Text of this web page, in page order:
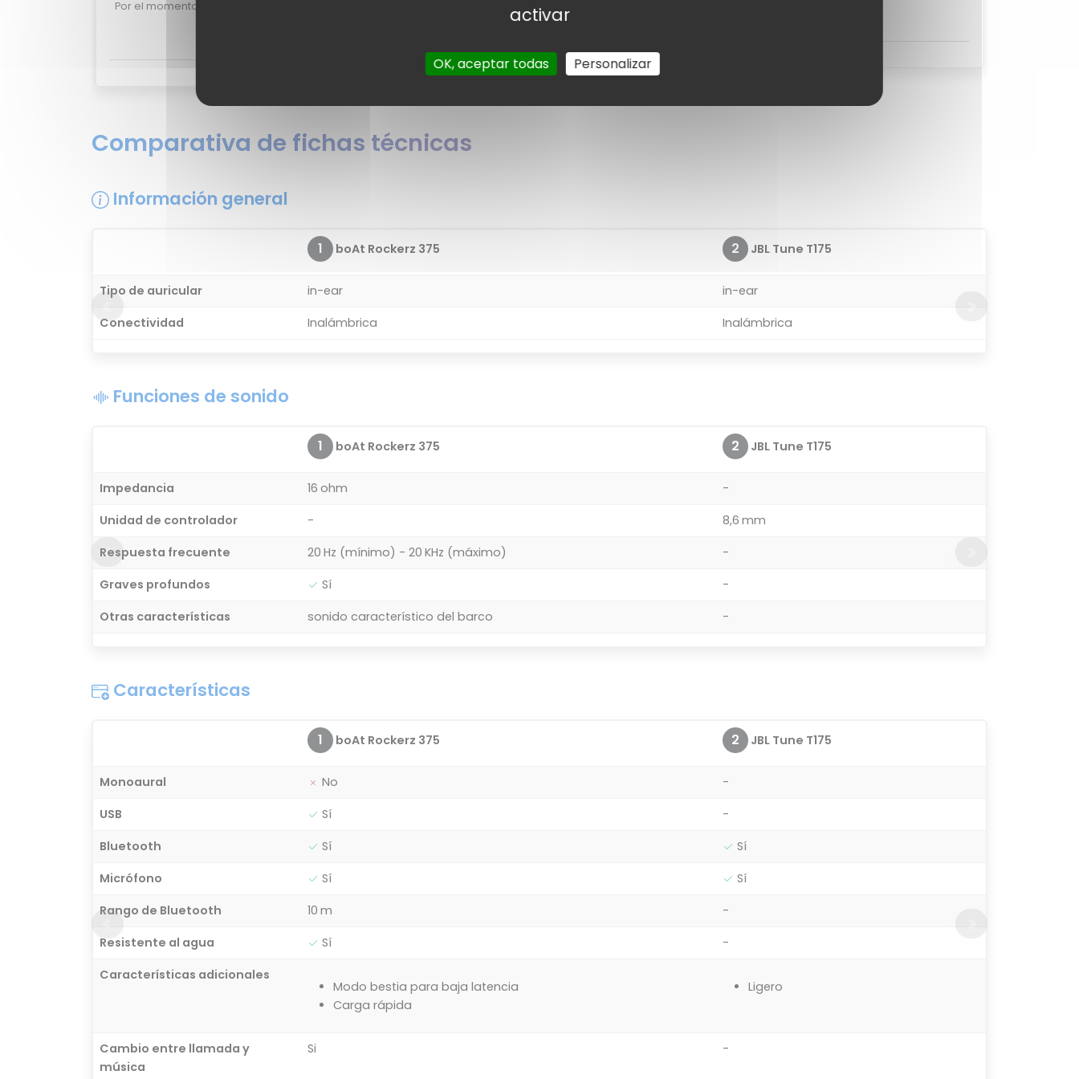
Por el momento no existen valoraciones de usuarios para el boAt Rockerz 375.
Comparativa de fichas técnicas
Información general
1 boAt Rockerz 375 2 JBL Tune T175
Tipo de auricular in-ear
in-ear
Conectividad
Inalámbrica Inalámbrica
Funciones de sonido
1 boAt Rockerz 375 2 JBL Tune T175
Impedancia 16 ohm
-
Unidad de controlador
-
8,6 mm
Respuesta frecuente
20 Hz (mínimo) - 20 KHz (máximo)
-
Graves profundos
Sí
-
Otras características
sonido característico del barco -
Características
1 boAt Rockerz 375 2 JBL Tune T175
Monoaural No
-
USB
Sí
-
Bluetooth
Sí
Sí
Micrófono
Sí
Sí
Rango de Bluetooth
10 m
-
Resistente al agua
Sí
-
Características adicionales
Modo bestia para baja latencia
Carga rápida
Ligero
Cambio entre llamada y
música
Si -
activar
OK, aceptar todas Personalizar